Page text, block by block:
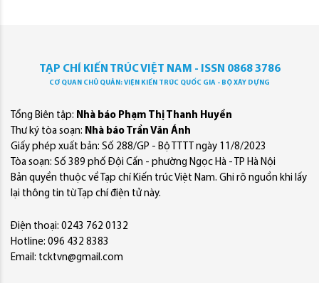
TẠP CHÍ KIẾN TRÚC VIỆT NAM - ISSN 0868 3786
CƠ QUAN CHỦ QUẢN: VIỆN KIẾN TRÚC QUỐC GIA - BỘ XÂY DỰNG
Tổng Biên tập: Nhà báo Phạm Thị Thanh Huyền
Thư ký tòa soạn: Nhà báo Trần Văn Ánh
Giấy phép xuất bản: Số 288/GP - Bộ TTTT ngày 11/8/2023
Tòa soạn: Số 389 phố Đội Cấn - phường Ngọc Hà - TP Hà Nội
Bản quyền thuộc về Tạp chí Kiến trúc Việt Nam. Ghi rõ nguồn khi lấy
lại thông tin từ Tạp chí điện tử này.
Điện thoại: 0243 762 0132
Hotline: 096 432 8383
Email: tcktvn@gmail.com